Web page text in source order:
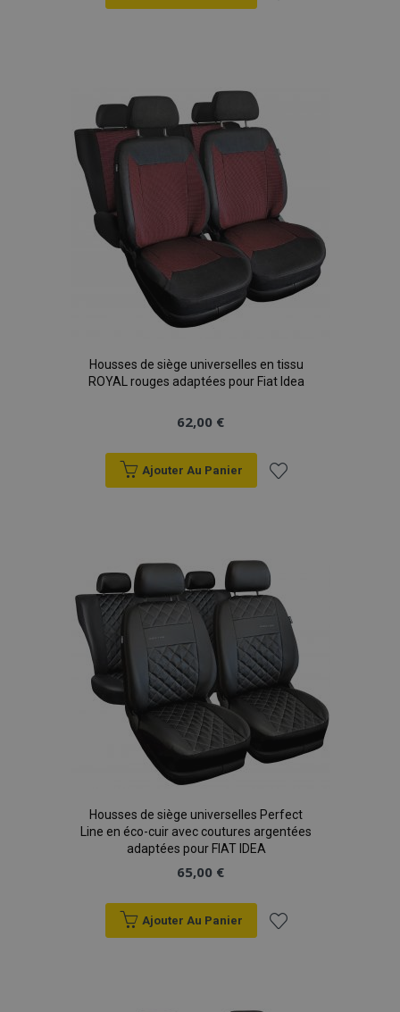
d'achats
Housses de siège universelles en tissu
ROYAL rouges adaptées pour Fiat Idea
62,00 €
Ajouter Au Panier
liste
d'achats
Housses de siège universelles Perfect
Line en éco-cuir avec coutures argentées
adaptées pour FIAT IDEA
65,00 €
Ajouter Au Panier